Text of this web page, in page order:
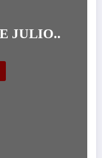
JULIO..